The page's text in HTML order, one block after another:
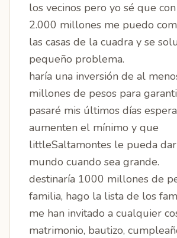
los vecinos pero yo sé que
2.000 millones me puedo
las casas de la cuadra y se
pequeño problema.
haría una inversión de al
millones de pesos para
pasaré mis últimos días
aumenten el mínimo y que
littleSaltamontes le pueda
mundo cuando sea grande.
destinaría 1000 millones de
familia, hago la lista de los
me han invitado a cualquier
matrimonio, bautizo,